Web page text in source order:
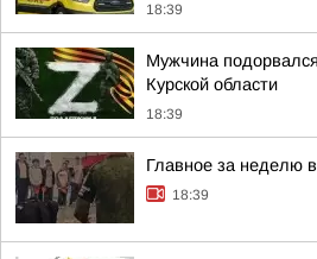
18:39
Мужчина
Курской области
18:39
Главное за неделю
18:39